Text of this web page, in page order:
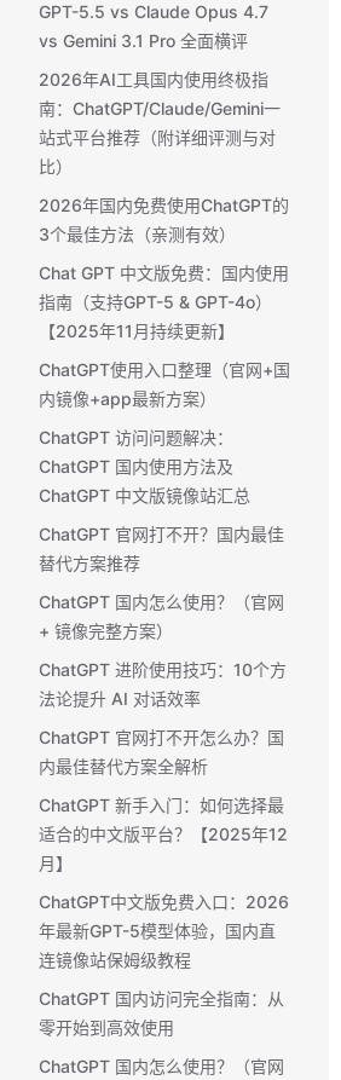
GPT-5.5 vs Claude Opus 4.7
vs Gemini 3.1 Pro 全面横评
2026年AI工具国内使用终极指
南：ChatGPT/Claude/Gemini一
站式平台推荐（附详细评测与对
比）
2026年国内免费使用ChatGPT的
3个最佳方法（亲测有效）
Chat GPT 中文版免费：国内使用
指南（支持GPT-5 & GPT-4o）
【2025年11月持续更新】
ChatGPT使用入口整理（官网+国
内镜像+app最新方案）
ChatGPT 访问问题解决：
ChatGPT 国内使用方法及
ChatGPT 中文版镜像站汇总
ChatGPT 官网打不开？国内最佳
替代方案推荐
ChatGPT 国内怎么使用？（官网
+ 镜像完整方案） ​
ChatGPT 进阶使用技巧：10个方
法论提升 AI 对话效率
ChatGPT 官网打不开怎么办？国
内最佳替代方案全解析
ChatGPT 新手入门：如何选择最
适合的中文版平台？【2025年12
月】
ChatGPT中文版免费入口：2026
年最新GPT-5模型体验，国内直
连镜像站保姆级教程
ChatGPT 国内访问完全指南：从
零开始到高效使用
ChatGPT 国内怎么使用？（官网